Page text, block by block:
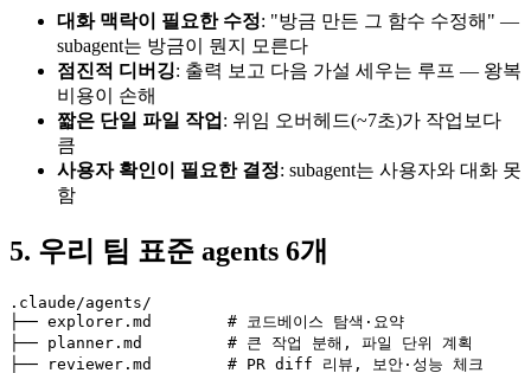
대화 맥락이 필요한 수정: "방금 만든 그 함수 수정해" —
subagent는 방금이 뭔지 모른다
점진적 디버깅: 출력 보고 다음 가설 세우는 루프 — 왕복
비용이 손해
짧은 단일 파일 작업 : 위임 오버헤드(~7초)가 작업보다
큼
사용자 확인이 필요한 결정: subagent는 사용자와 대화 못
함
5. 우리 팀 표준 agents 6개
.claude/agents/
├── explorer.md        # 코드베이스 탐색·요약
├── planner.md         # 큰 작업 분해, 파일 단위 계획
├── reviewer.md        # PR diff 리뷰, 보안·성능 체크